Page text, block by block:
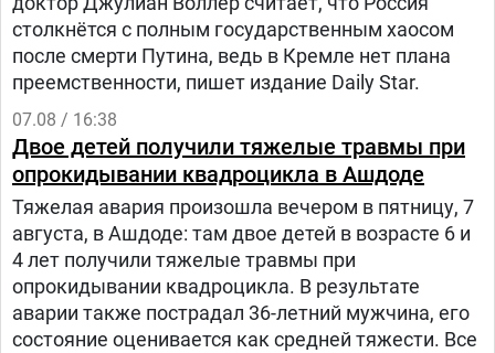
столкнётся с полным государственным хаосом
после смерти Путина, ведь в Кремле нет плана
преемственности, пишет издание Daily Star.
07.08 / 16:38
Двое детей получили тяжелые травмы при
опрокидывании квадроцикла в Ашдоде
Тяжелая авария произошла вечером в пятницу, 7
августа, в Ашдоде: там двое детей в возрасте 6 и
4 лет получили тяжелые травмы при
опрокидывании квадроцикла. В результате
аварии также пострадал 36-летний мужчина, его
состояние оценивается как средней тяжести. Все